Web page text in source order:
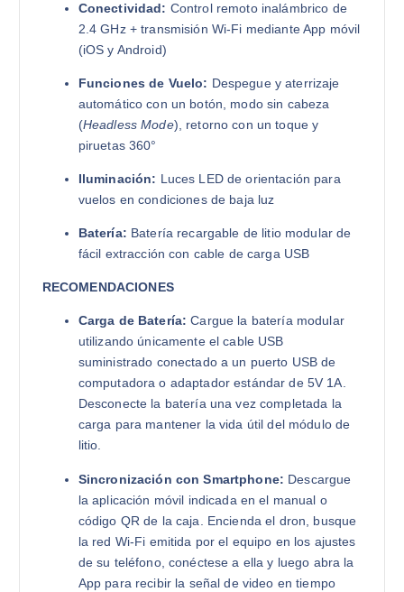
Conectividad: Control remoto inalámbrico de
2.4 GHz + transmisión Wi-Fi mediante App móvil
(iOS y Android)
Funciones de Vuelo: Despegue y aterrizaje
automático con un botón, modo sin cabeza
(Headless Mode), retorno con un toque y
piruetas 360°
Iluminación: Luces LED de orientación para
vuelos en condiciones de baja luz
Batería: Batería recargable de litio modular de
fácil extracción con cable de carga USB
RECOMENDACIONES
Carga de Batería: Cargue la batería modular
utilizando únicamente el cable USB
suministrado conectado a un puerto USB de
computadora o adaptador estándar de 5V 1A.
Desconecte la batería una vez completada la
carga para mantener la vida útil del módulo de
litio.
Sincronización con Smartphone: Descargue
la aplicación móvil indicada en el manual o
código QR de la caja. Encienda el dron, busque
la red Wi-Fi emitida por el equipo en los ajustes
de su teléfono, conéctese a ella y luego abra la
App para recibir la señal de video en tiempo